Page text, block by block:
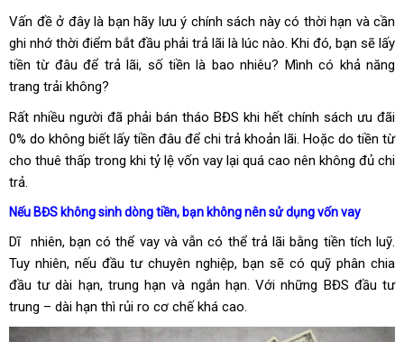
Vấn đề ở đây là bạn hãy lưu ý chính sách này có thời hạn và cần
ghi nhớ thời điểm bắt đầu phải trả lãi là lúc nào. Khi đó, bạn sẽ lấy
tiền từ đâu để trả lãi, số tiền là bao nhiêu? Mình có khả năng
trang trải không?
Rất nhiều người đã phải bán tháo BĐS khi hết chính sách ưu đãi
0% do không biết lấy tiền đâu để chi trả khoản lãi. Hoặc do tiền từ
cho thuê thấp trong khi tỷ lệ vốn vay lại quá cao nên không đủ chi
trả.
Nếu BĐS không sinh dòng tiền, bạn không nên sử dụng vốn vay
Dĩ nhiên, bạn có thể vay và vẫn có thể trả lãi bằng tiền tích luỹ.
Tuy nhiên, nếu đầu tư chuyên nghiệp, bạn sẽ có quỹ phân chia
đầu tư dài hạn, trung hạn và ngắn hạn. Với những BĐS đầu tư
trung – dài hạn thì rủi ro cơ chế khá cao.